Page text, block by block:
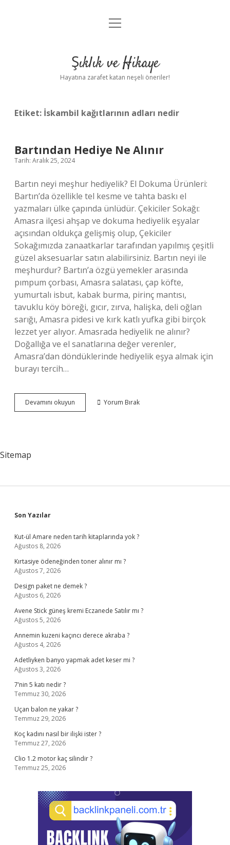
Anasayfa
Yasal Uyarı
menüyü
Şıklık ve Hikaye
Hayatına zarafet katan neşeli öneriler!
Etiket: İskambil kağıtlarının adları nedir
Bartından Hediye Ne Alınır
Tarih: Aralık 25, 2024
Bartın neyi meşhur hediyelik? El Dokuma Ürünleri:
Bartın’da özellikle tel kesme ve tahta baskı el
yazmaları ülke çapında ünlüdür. Çekiciler Sokağı:
Amasra ilçesi ahşap ve dokuma hediyelik eşyalar
açısından oldukça gelişmiş olup, Çekiciler
Sokağımızda zanaatkarlar tarafından yapılmış çeşitli
güzel aksesuarlar satın alabilirsiniz. Bartın neyi ile
meşhurdur? Bartın’a özgü yemekler arasında
pımpum çorbası, Amasra salatası, çap köfte,
yumurtalı isbut, kabak burma, pirinç mantısı,
tavuklu köy böreği, gıcır, zırva, halişka, deli oğlan
sarığı, Amasra pidesi ve kırk katlı yufka gibi birçok
lezzet yer alıyor. Amasrada hediyelik ne alınır?
Doğallığa ve el sanatlarına değer verenler,
Amasra’dan döndüklerinde hediyelik eşya almak için
burayı tercih…
Devamını okuyun Bartından
Hediye
Yorum Bırak
Sitemap
Sidebar
Son Yazılar
Kut-ül Amare neden tarih kitaplarında yok ?
Ağustos 8, 2026
Kırtasiye ödeneğinden toner alınır mı ?
Ağustos 7, 2026
Design paket ne demek ?
Ağustos 6, 2026
Avene Stick güneş kremi Eczanede Satılır mı ?
Ağustos 5, 2026
Annemin kuzeni kaçıncı derece akraba ?
Ağustos 4, 2026
Adetliyken banyo yapmak adet keser mi ?
Ağustos 3, 2026
7’nin 5 katı nedir ?
Temmuz 30, 2026
Uçan balon ne yakar ?
Temmuz 29, 2026
Koç kadını nasıl bir ilişki ister ?
Temmuz 27, 2026
Clio 1.2 motor kaç silindir ?
Temmuz 25, 2026